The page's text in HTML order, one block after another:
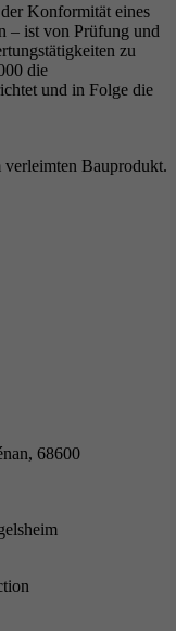
Konformität eines
– ist von Prüfung und
zu
die
und in Folge die
68600